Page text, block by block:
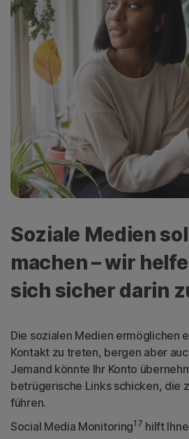
Soziale Medien
machen – wir
sich sicher darin
Die sozialen Medien ermöglichen
Kontakt zu treten, bergen aber
Jemand könnte Ihr Konto
betrügerische Links schicken, die
führen.
Social Media Monitoring17 hilft